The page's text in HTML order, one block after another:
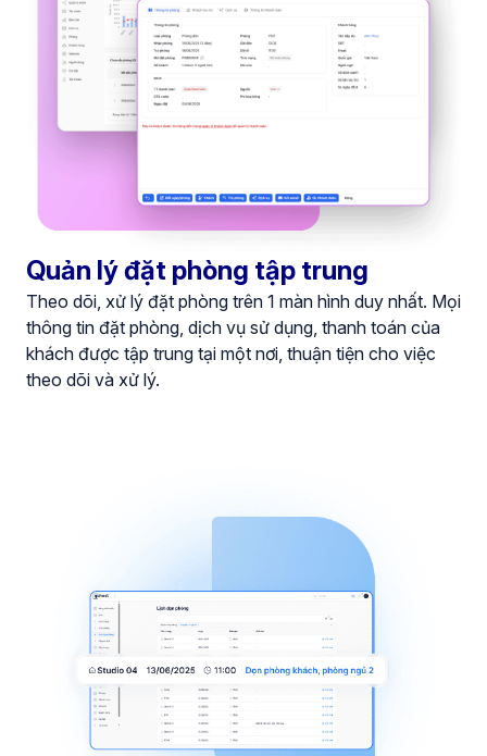
Quản lý đặt phòng tập trung
Theo dõi, xử lý đặt phòng trên 1 màn hình duy nhất. Mọi
thông tin đặt phòng, dịch vụ sử dụng, thanh toán của
khách được tập trung tại một nơi, thuận tiện cho việc
theo dõi và xử lý.